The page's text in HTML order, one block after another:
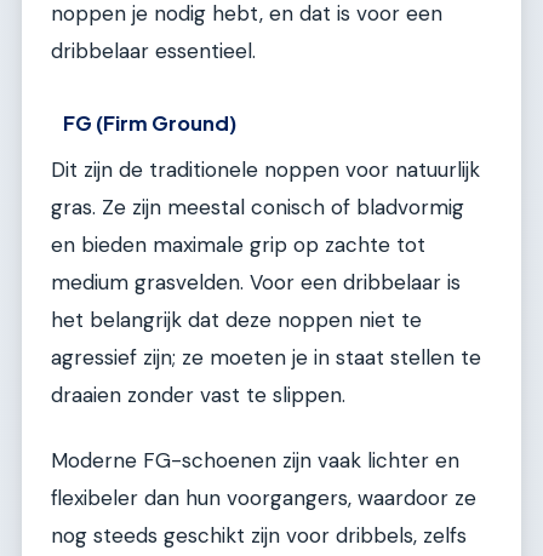
noppen je nodig hebt, en dat is voor een
dribbelaar essentieel.
FG (Firm Ground)
Dit zijn de traditionele noppen voor natuurlijk
gras. Ze zijn meestal conisch of bladvormig
en bieden maximale grip op zachte tot
medium grasvelden. Voor een dribbelaar is
het belangrijk dat deze noppen niet te
agressief zijn; ze moeten je in staat stellen te
draaien zonder vast te slippen.
Moderne FG-schoenen zijn vaak lichter en
flexibeler dan hun voorgangers, waardoor ze
nog steeds geschikt zijn voor dribbels, zelfs